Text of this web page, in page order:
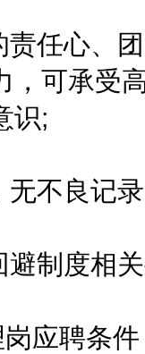
心、团
，可承受
识;
不良记
制度相关
应聘条件